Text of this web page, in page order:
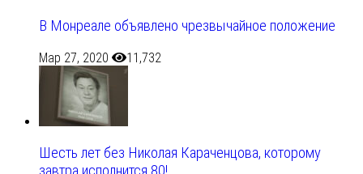
В Монреале объявлено чрезвычайное положение
Мар 27, 2020 11,732
Шесть лет без Николая Караченцова, которому